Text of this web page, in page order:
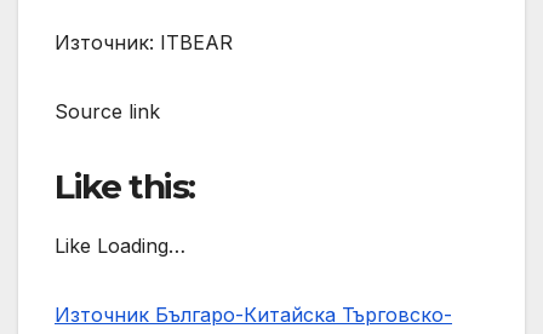
Източник: ITBEAR
Source link
Like this:
Like Loading…
Източник Българо-Китайска Търговско-